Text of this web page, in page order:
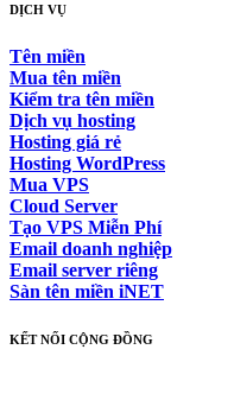
DỊCH VỤ
Tên miền
Mua tên miền
Kiểm tra tên miền
Dịch vụ hosting
Hosting giá rẻ
Hosting WordPress
Mua VPS
Cloud Server
Tạo VPS Miễn Phí
Email doanh nghiệp
Email server riêng
Sàn tên miền iNET
KẾT NỐI CỘNG ĐỒNG